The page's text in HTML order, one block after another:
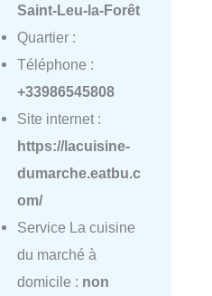
Saint-Leu-la-Forêt
Quartier :
Téléphone :
+33986545808
Site internet :
https://lacuisine-
dumarche.eatbu.c
om/
Service La cuisine
du marché à
domicile : non